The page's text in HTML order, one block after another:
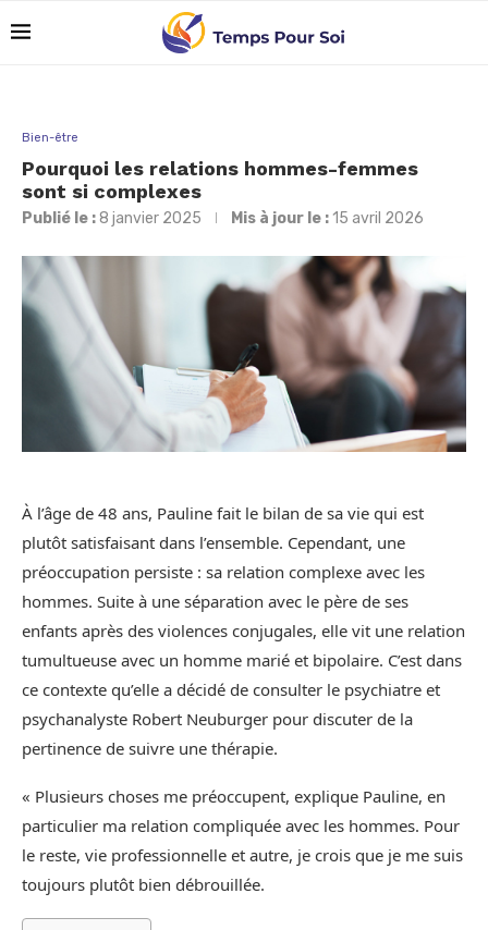
Bien-être
Pourquoi les relations hommes-femmes
sont si complexes
Publié le :8 janvier 2025 Mis à jour le : 15 avril 2026
À l’âge de 48 ans, Pauline fait le bilan de sa vie qui est
plutôt satisfaisant dans l’ensemble. Cependant, une
préoccupation persiste : sa relation complexe avec les
hommes. Suite à une séparation avec le père de ses
enfants après des violences conjugales, elle vit une relation
tumultueuse avec un homme marié et bipolaire. C’est dans
ce contexte qu’elle a décidé de consulter le psychiatre et
psychanalyste Robert Neuburger pour discuter de la
pertinence de suivre une thérapie.
« Plusieurs choses me préoccupent, explique Pauline, en
particulier ma relation compliquée avec les hommes. Pour
le reste, vie professionnelle et autre, je crois que je me suis
toujours plutôt bien débrouillée.